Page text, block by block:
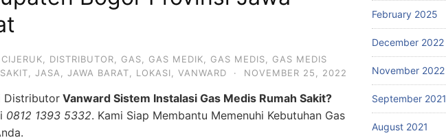
CIJERUK DISTRIBUTOR GAS GAS MEDIK GAS MEDIS
GAS MEDIS
JASA JAWA BARAT LOKASI VANWARD · NOVEMBER 25, 2022
DistributorVanward Sistem Instalasi Gas Medis Rumah Sakit?
0812 1393 5332. Kami Siap Membantu Memenuhi Kebutuhan Gas
February 2025
December 2022
November 2022
September 2021
August 2021